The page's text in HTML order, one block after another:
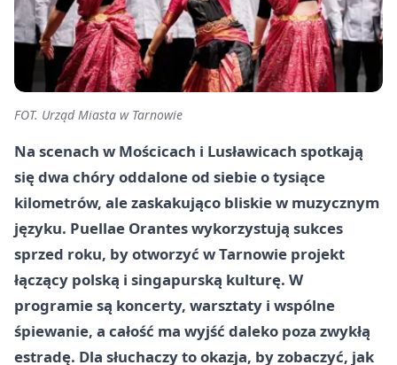
FOT. Urząd Miasta w Tarnowie
Na scenach w Mościcach i Lusławicach spotkają
się dwa chóry oddalone od siebie o tysiące
kilometrów, ale zaskakująco bliskie w muzycznym
języku. Puellae Orantes wykorzystują sukces
sprzed roku, by otworzyć w Tarnowie projekt
łączący polską i singapurską kulturę. W
programie są koncerty, warsztaty i wspólne
śpiewanie, a całość ma wyjść daleko poza zwykłą
estradę. Dla słuchaczy to okazja, by zobaczyć, jak